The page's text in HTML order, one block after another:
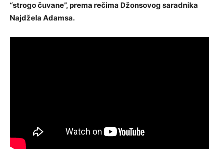
“strogo čuvane”, prema rečima Džonsovog saradnika
Najdžela Adamsa.